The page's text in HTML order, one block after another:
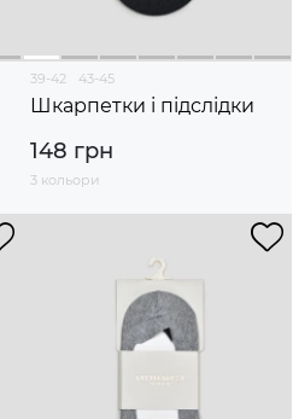
39-42 43-45
Шкарпетки і підслідки
148 грн
3 кольори